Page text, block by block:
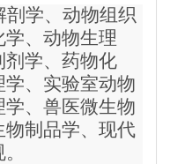
剖学、动物组织
、动物生理
剂学、药物化
、实验室动物
、兽医微生物
制品学、现代